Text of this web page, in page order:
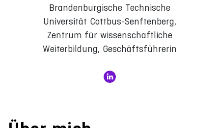
Brandenburgische Technische
Universität Cottbus-Senftenberg,
Zentrum für wissenschaftliche
Weiterbildung, Geschäftsführerin